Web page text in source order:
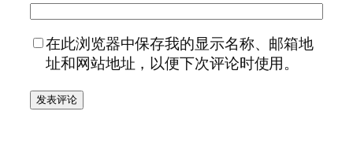
在此浏览器中保存我的显示名称、邮箱地
址和网站地址，以便下次评论时使用。